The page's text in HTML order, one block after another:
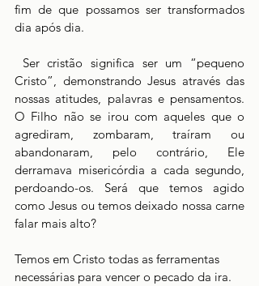
fim de que possamos ser transformados
dia após dia.
Cristo”, demonstrando Jesus através das
nossas atitudes, palavras e pensamentos.
O Filho não se irou com aqueles que o
agrediram, zombaram, traíram ou
abandonaram, pelo contrário, Ele
derramava misericórdia a cada segundo,
perdoando-os. Será que temos agido
como Jesus ou temos deixado nossa carne
falar mais alto?
Temos em Cristo todas as ferramentas
necessárias para vencer o pecado da ira.